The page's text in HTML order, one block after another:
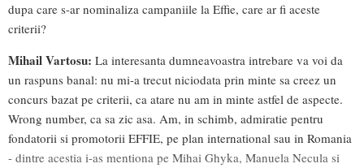
dupa care s-ar nominaliza campaniile la Effie, care ar fi aceste
criterii?
Mihail Vartosu: La interesanta dumneavoastra intrebare va voi da
un raspuns banal: nu mi-a trecut niciodata prin minte sa creez un
concurs bazat pe criterii, ca atare nu am in minte astfel de aspecte.
Wrong number, ca sa zic asa. Am, in schimb, admiratie pentru
fondatorii si promotorii EFFIE, pe plan international sau in Romania
- dintre acestia i-as mentiona pe Mihai Ghyka, Manuela Necula si